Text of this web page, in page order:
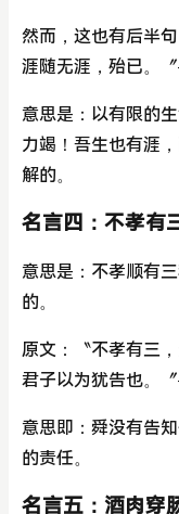
然而，这也有后半
涯随无涯，殆已。
意思是：以有限的
力竭！吾生也有涯
解的。
名言四：不孝有
意思是：不孝顺有
的。
原文：〝不孝有三
君子以为犹告也。
意思即：舜没有告
的责任。
名言五：酒肉穿